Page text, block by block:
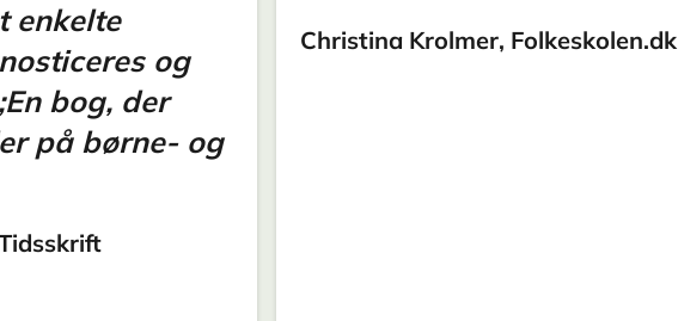
enkelte
og
bog, der
på børne- og
Christina Krolmer, Folkeskolen.dk